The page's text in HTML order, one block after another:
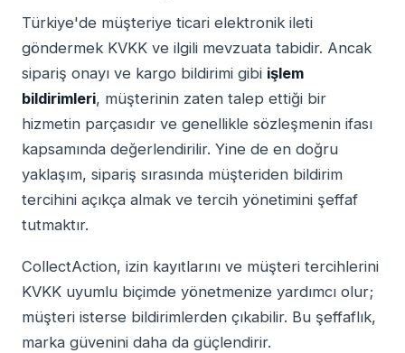
Türkiye'de müşteriye ticari elektronik ileti
göndermek KVKK ve ilgili mevzuata tabidir. Ancak
sipariş onayı ve kargo bildirimi gibi işlem
bildirimleri, müşterinin zaten talep ettiği bir
hizmetin parçasıdır ve genellikle sözleşmenin ifası
kapsamında değerlendirilir. Yine de en doğru
yaklaşım, sipariş sırasında müşteriden bildirim
tercihini açıkça almak ve tercih yönetimini şeffaf
tutmaktır.
CollectAction, izin kayıtlarını ve müşteri tercihlerini
KVKK uyumlu biçimde yönetmenize yardımcı olur;
müşteri isterse bildirimlerden çıkabilir. Bu şeffaflık,
marka güvenini daha da güçlendirir.